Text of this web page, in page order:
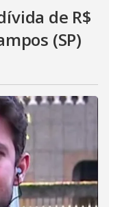
de R$
(SP)